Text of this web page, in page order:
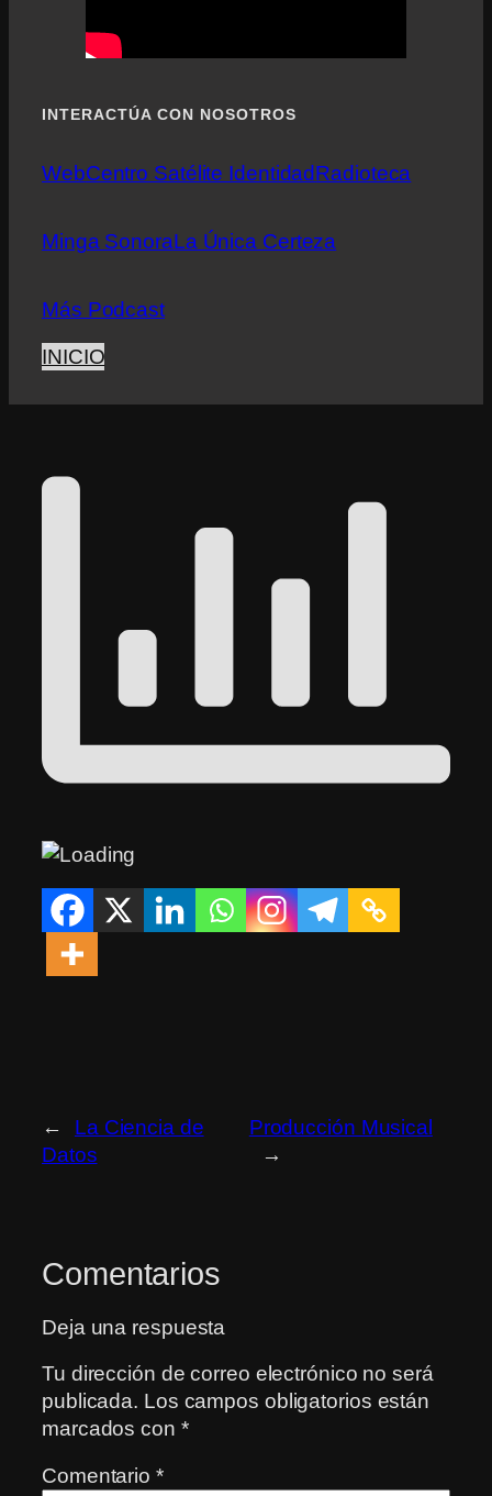
INTERACTÚA CON NOSOTROS
WebCentro Satélite IdentidadRadioteca
Minga SonoraLa Única Certeza
Más Podcast
INICIO
←
La Ciencia de
Datos
Producción Musical
→
Comentarios
Deja una respuesta
Tu dirección de correo electrónico no será
publicada. Los campos obligatorios están
marcados con *
Comentario *